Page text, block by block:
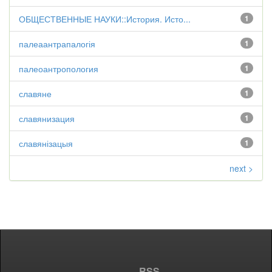
1
ОБЩЕСТВЕННЫЕ НАУКИ::История. Исто...
1
палеаантрапалогія
1
палеоантропология
1
славяне
1
славянизация
1
славянізацыя
next >